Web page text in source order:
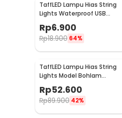
TaffLED Lampu Hias String
Lights Waterproof USB
Power 50 LED 5M - SZ
Rp6.900
Rp18.900 64%
TaffLED Lampu Hias String
Lights Model Bohlam
Waterproof 20 LED 5M -
PD039
Rp52.600
Rp89.900 42%